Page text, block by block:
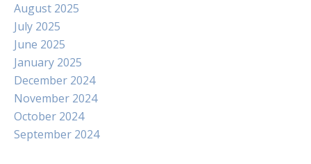
August 2025
July 2025
June 2025
January 2025
December 2024
November 2024
October 2024
September 2024